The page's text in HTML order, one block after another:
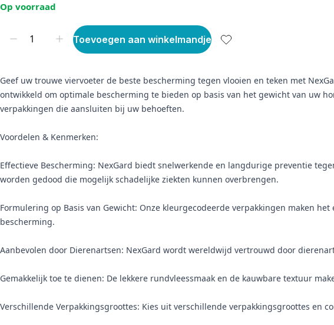
Op voorraad
Toevoegen aan winkelmandje
Geef uw trouwe viervoeter de beste bescherming tegen vlooien en teken met
ontwikkeld om optimale bescherming te bieden op basis van het gewicht van uw
verpakkingen die aansluiten bij uw behoeften.
Voordelen & Kenmerken:
Effectieve Bescherming: NexGard biedt snelwerkende en langdurige preventie
worden gedood die mogelijk schadelijke ziekten kunnen overbrengen.
Formulering op Basis van Gewicht: Onze kleurgecodeerde verpakkingen maken
bescherming.
Aanbevolen door Dierenartsen: NexGard wordt wereldwijd vertrouwd door
Gemakkelijk toe te dienen: De lekkere rundvleessmaak en de kauwbare textuur
Verschillende Verpakkingsgroottes: Kies uit verschillende verpakkingsgroottes en